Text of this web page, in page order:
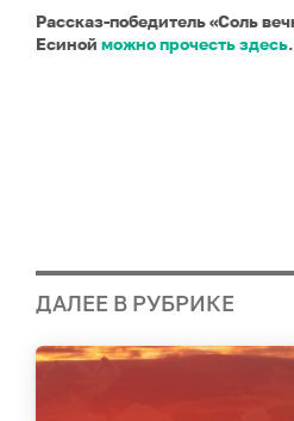
Рассказ-победитель «Соль
Есиной можно прочесть здесь.
ДАЛЕЕ В РУБРИКЕ